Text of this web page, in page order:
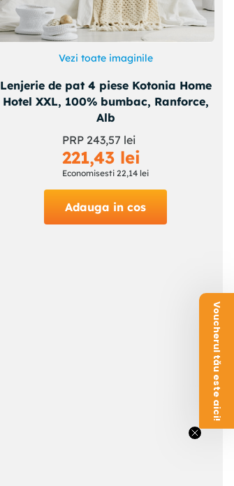
Vezi toate imaginile
Lenjerie de pat 4 piese Kotonia Home
Hotel XXL, 100% bumbac, Ranforce,
Alb
PRP 243,57 lei
221,43 lei
Economisesti 22,14 lei
Adauga in cos
Voucherul tău este aici!